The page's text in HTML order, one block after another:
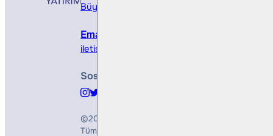
Büyükdere Cad. No 173, 1. Levent Plaza, B
Email
iletisim@bullsyatirim.com
Sosyal Medya
©2026
Tüm Hakları Saklıdır